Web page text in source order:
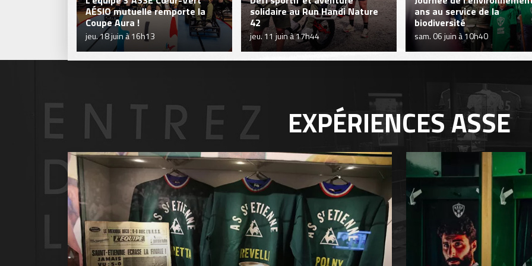
AÉSIO mutuelle remporte la
Coupe Aura !
jeu. 18 juin à 16h13
solidaire au Run Handi Nature
42
jeu. 11 juin à 17h44
ans au service de la
biodiversité
sam. 06 juin à 10h40
EXPÉRIENCESASSE